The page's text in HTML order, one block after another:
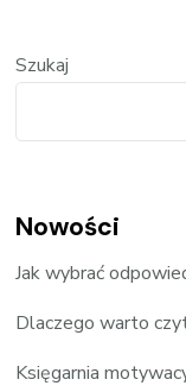
Szukaj
Nowości
Jak wybrać
Dlaczego warto
Księgarnia